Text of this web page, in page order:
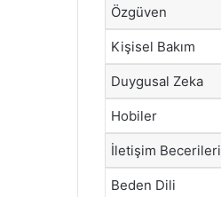
Özgüven
Kişisel Bakım
Duygusal Zeka
Hobiler
İletişim Becerileri
Beden Dili